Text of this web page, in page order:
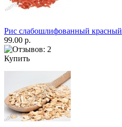
Рис слабошлифованный красный
99.00 р.
Купить